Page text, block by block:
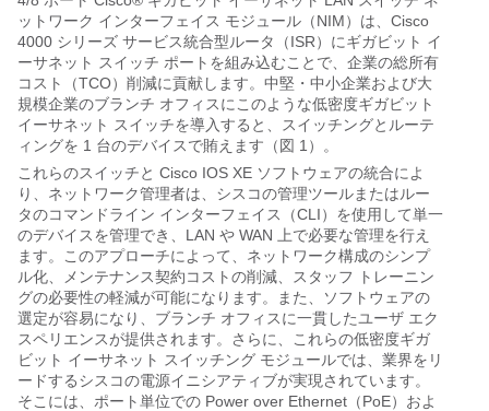
ットワーク インターフェイス モジュール（NIM）は、Cisco
4000 シリーズ サービス統合型ルータ（ISR）にギガビット イ
ーサネット スイッチ ポートを組み込むことで、企業の総所有
コスト（TCO）削減に貢献します。中堅・中小企業および大
規模企業のブランチ オフィスにこのような低密度ギガビット
イーサネット スイッチを導入すると、スイッチングとルーテ
ィングを 1 台のデバイスで賄えます（図 1）。
これらのスイッチと Cisco IOS XE ソフトウェアの統合によ
り、ネットワーク管理者は、シスコの管理ツールまたはルー
タのコマンドライン インターフェイス（CLI）を使用して単一
のデバイスを管理でき、LAN や WAN 上で必要な管理を行え
ます。このアプローチによって、ネットワーク構成のシンプ
ル化、メンテナンス契約コストの削減、スタッフ トレーニン
グの必要性の軽減が可能になります。また、ソフトウェアの
選定が容易になり、ブランチ オフィスに一貫したユーザ エク
スペリエンスが提供されます。さらに、これらの低密度ギガ
ビット イーサネット スイッチング モジュールでは、業界をリ
ードするシスコの電源イニシアティブが実現されています。
そこには、ポート単位での Power over Ethernet（PoE）およ